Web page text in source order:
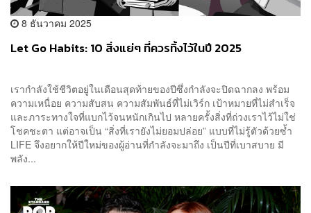
8 ธันวาคม 2025
Let Go Habits: 10 สิ่งแย่ๆ ที่ควรทิ้งไว้ในปี 2025
เรากำลังใช้ชีวิตอยู่ในเดือนสุดท้ายของปีซึ่งกำลังจะปิดฉากลง พร้อม
ความเหนื่อย ความสับสน ความสัมพันธ์ที่ไม่เวิร์ก เป้าหมายที่ไม่สำเร็จ
และภาระทางใจที่แบกไว้จนหนักเกินไป หลายครั้งสิ่งที่ถ่วงเราไว้ไม่ใช่
โชคชะตา แต่อาจเป็น “สิ่งที่เรายังไม่ยอมปล่อย” แบบที่ไม่รู้ตัวด้วยซ้ำ
LIFE จึงอยากให้ปีใหม่ของผู้อ่านที่กำลังจะมาถึง เป็นปีที่เบาสบาย มี
พลัง...